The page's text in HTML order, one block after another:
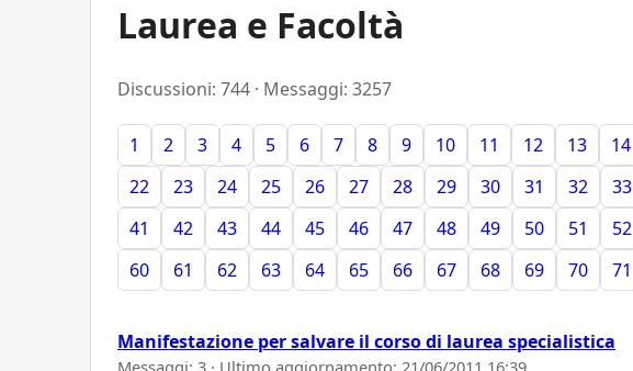
Laurea e Facoltà
Discussioni: 744 · Messaggi: 3257
1 2 3 4 5 6 7 8 9 10 11 12 13 14
22
23 24 25 26 27 28 29 30 31 32 33
41
42 43 44 45 46 47 48 49 50 51 52
60
61 62 63 64 65 66 67 68 69 70 71
Manifestazione per salvare il corso di laurea specialistica
Messaggi: 3 · Ultimo aggiornamento: 21/06/2011 16:39